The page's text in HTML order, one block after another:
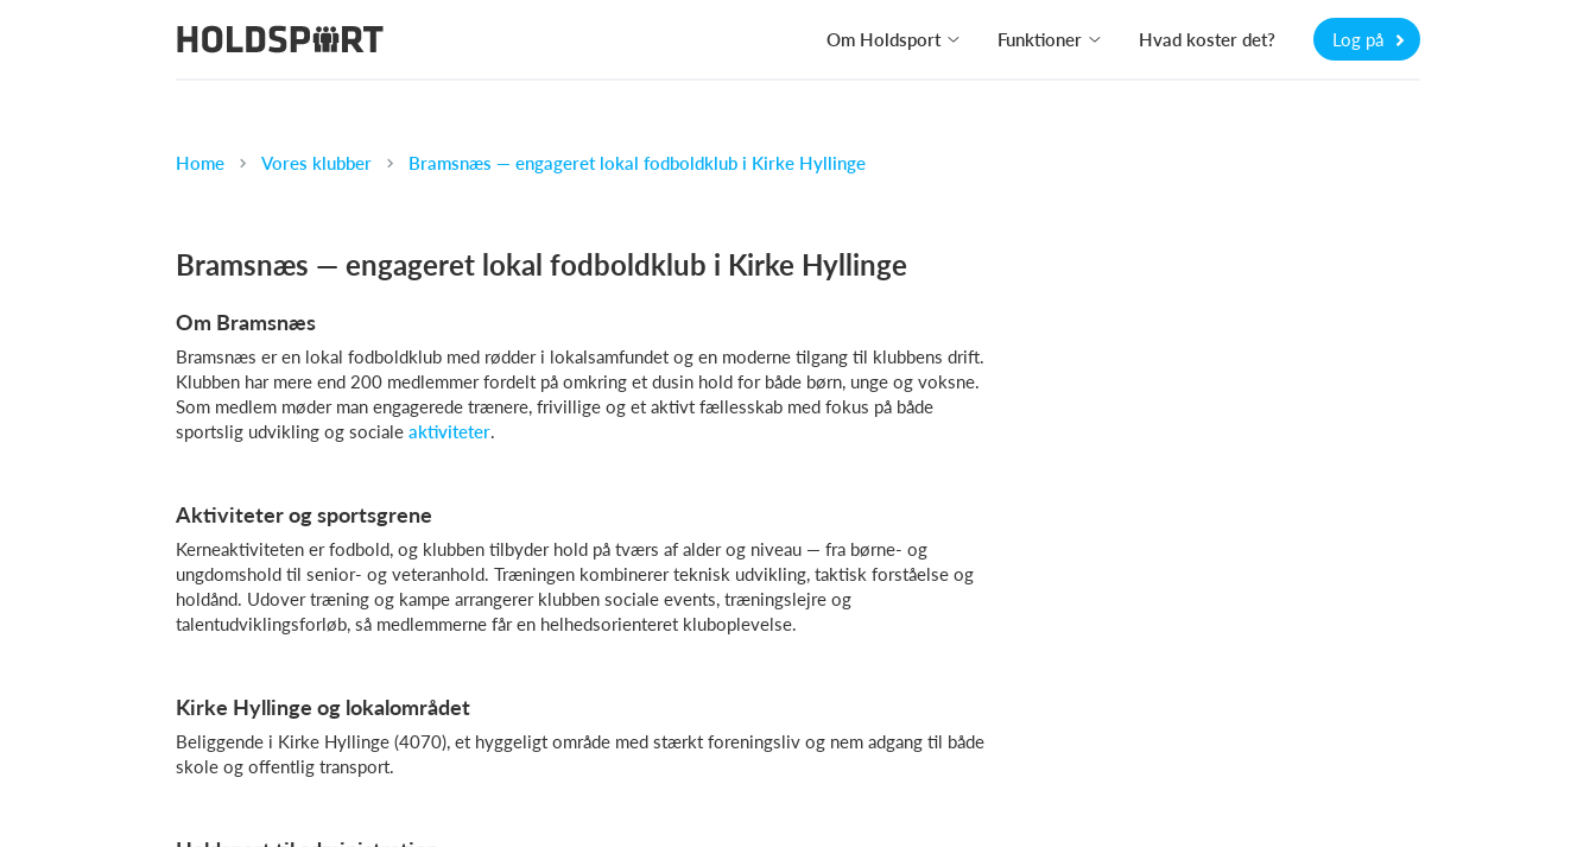
Om Holdsport Funktioner Hvad koster det? Log på
Home Vores klubber Bramsnæs — engageret lokal fodboldklub i Kirke Hyllinge
Bramsnæs — engageret lokal fodboldklub i Kirke Hyllinge
Om Bramsnæs
Bramsnæs er en lokal fodboldklub med rødder i lokalsamfundet og en moderne tilgang til klubbens drift.
Klubben har mere end 200 medlemmer fordelt på omkring et dusin hold for både børn, unge og voksne.
Som medlem møder man engagerede trænere, frivillige og et aktivt fællesskab med fokus på både
sportslig udvikling og sociale aktiviteter.
Aktiviteter og sportsgrene
Kerneaktiviteten er fodbold, og klubben tilbyder hold på tværs af alder og niveau — fra børne- og
ungdomshold til senior- og veteranhold. Træningen kombinerer teknisk udvikling, taktisk forståelse og
holdånd. Udover træning og kampe arrangerer klubben sociale events, træningslejre og
talentudviklingsforløb, så medlemmerne får en helhedsorienteret kluboplevelse.
Kirke Hyllinge og lokalområdet
Beliggende i Kirke Hyllinge (4070), et hyggeligt område med stærkt foreningsliv og nem adgang til både
skole og offentlig transport.